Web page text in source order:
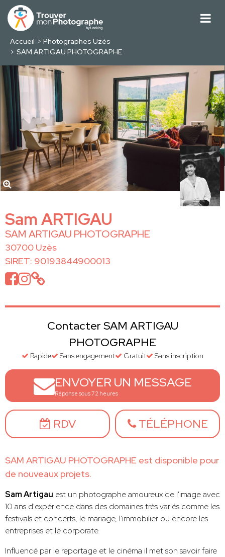
Accueil
Photographes Uzès
SAM ARTIGAU PHOTOGRAPHE
Sam ARTIGAU
SAM ARTIGAU PHOTOGRAPHE
30700 Uzès
SIRET: 90193844900013
Contacter SAM ARTIGAU
PHOTOGRAPHE
Rapide Sans engagement Gratuit Sans inscription
ENVOYER UN MESSAGE
Réponse sous 72 heures
RDV TÉLÉPHONE
SAM ARTIGAU PHOTOGRAPHE est disponible pour
de nouveaux projets.
Sam Artigau est un photographe amoureux de l'image avec
10 ans d'expérience dans des domaines très variés comme les
festivals et concerts, le mariage, l'immobilier ou encore les
entreprises et le corporate.
Influencé par le reportage et le cinéma il met son savoir faire